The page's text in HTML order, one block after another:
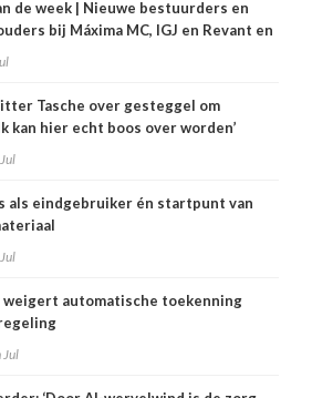
de week | Nieuwe bestuurders en
bij Máxima MC, IGJ en Revant en
Tasche over gesteggel om
kan hier echt boos over worden’
als eindgebruiker én startpunt van
automatische toekenning
Jul